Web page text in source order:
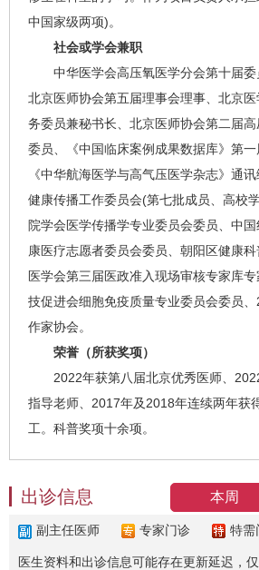
中国家级两项)。
社会或学会兼职
中华医学会高压氧医学分会第十届委
北京医师协会第五届理事会理事、北京
务委员兼秘书长、北京医师协会第二届
委员、《中国临床案例成果数据库》第一
《中华航海医学与高气压医学杂志》通
健康传播工作委员会(第七批成员、高校
院学会医学传播学专业委员会委员、中
康医疗志愿者委员会委员、朝阳区健康
医学会第三届医政准入现场审核专家库
技促进会细胞免疫质量专业委员会委员
作家协会。
荣誉（所获奖项）
2022年获第八届北京优秀医师、
指导老师、2017年及2018年连续两年获
工。科普奖项十余项。
本周
出诊信息
副主任医师 专家门诊 特需
医生资料和出诊信息可能存在更新延迟，